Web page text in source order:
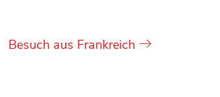
Besuch aus Frankreich